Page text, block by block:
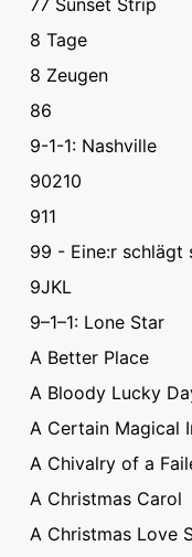
77 Sunset Strip
8 Tage
8 Zeugen
86
9-1-1: Nashville
90210
911
99 - Eine:r schlägt
9JKL
9–1–1: Lone Star
A Better Place
A Bloody Lucky
A Certain Magical
A Chivalry of a
A Christmas Carol
A Christmas Love